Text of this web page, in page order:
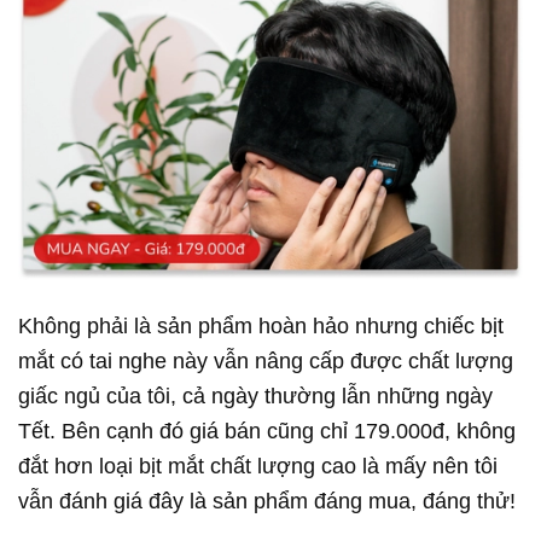
Không phải là sản phẩm hoàn hảo nhưng chiếc bịt
mắt có tai nghe này vẫn nâng cấp được chất lượng
giấc ngủ của tôi, cả ngày thường lẫn những ngày
Tết. Bên cạnh đó giá bán cũng chỉ 179.000đ, không
đắt hơn loại bịt mắt chất lượng cao là mấy nên tôi
vẫn đánh giá đây là sản phẩm đáng mua, đáng thử!